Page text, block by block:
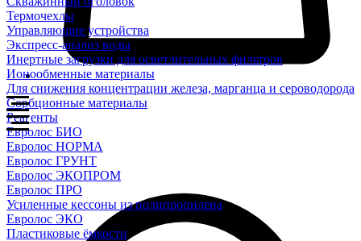
Термочехлы
Управляющие устройства
Экспресс-анализ воды
Инертные загрузки для осветлительных фильтров
Ионообменные материалы
Для снижения концентрации железа, марганца и сероводорода
Сорбционные материалы
Реагенты
Евролос БИО
Евролос НОРМА
Евролос ГРУНТ
Евролос ЭКОПРОМ
Евролос ПРО
Усиленные кессоны из полипропилена
Евролос ЭКО
Пластиковые ёмкости